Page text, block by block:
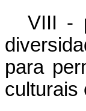
VIII -
para
culturais